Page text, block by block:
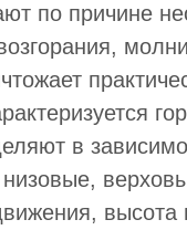
по причине
в
низовые,